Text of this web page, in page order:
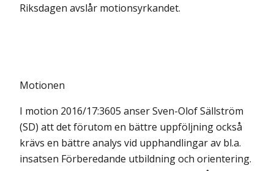
Riksdagen avslår motionsyrkandet.
Motionen
I motion 2016/17:3605 anser Sven-Olof Sällström
(SD) att det förutom en bättre uppföljning också
krävs en bättre analys vid upphandlingar av bl.a.
insatsen Förberedande utbildning och orientering.